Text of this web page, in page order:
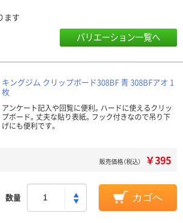
ます
バリエーション一覧へ
キングジム クリップボード308BF 青 308BFアオ 1
枚
アンケート記入や回覧に便利。ハードに使えるクリッ
プボード。丈夫な貼り表紙。フック付きなので吊り下
げにも便利です。
販売価格（税込） ￥395
数量 カゴへ